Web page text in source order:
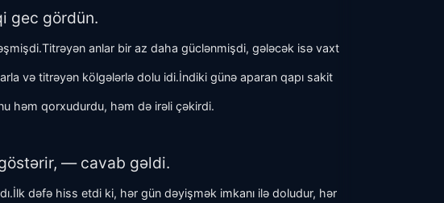
gec gördün.
anlar bir az daha güclənmişdi, gələcək isə vaxt
və titrəyən kölgələrlə dolu idi.İndiki günə aparan qapı sakit
həm qorxudurdu, həm də irəli çəkirdi.
— cavab gəldi.
İlk dəfə hiss etdi ki, hər gün dəyişmək imkanı ilə doludur, hər